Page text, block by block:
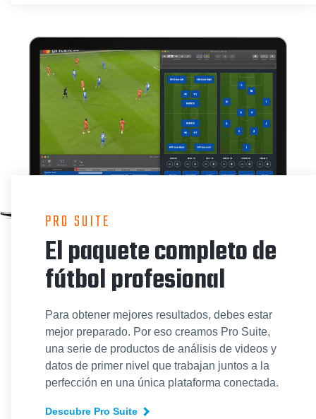
PRO SUITE
El paquete completo de
fútbol profesional
Para obtener mejores resultados, debes estar
mejor preparado. Por eso creamos Pro Suite,
una serie de productos de análisis de videos y
datos de primer nivel que trabajan juntos a la
perfección en una única plataforma conectada.
Descubre Pro Suite